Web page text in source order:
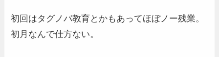
初回はタグノバ教育とかもあってほぼノー残業。
初月なんで仕方ない。